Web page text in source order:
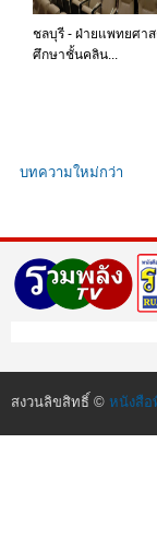
ชลบุรี - ฝ่ายแพทยศา
ศึกษาชั้นคลิน...
บทความใหม่กว่า
สงวนลิขสิทธิ์ © หนังสือ